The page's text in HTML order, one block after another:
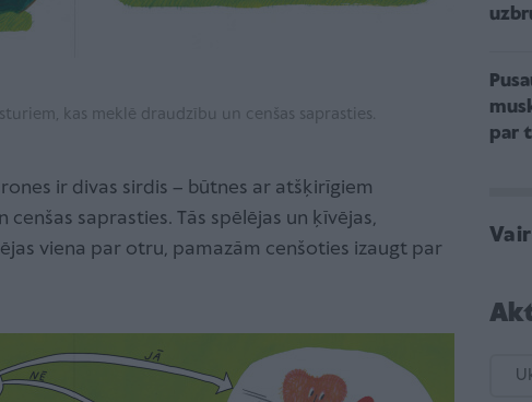
kas meklē draudzību un cenšas saprasties.
ir divas sirdis – būtnes ar atšķirīgiem
saprasties. Tās spēlējas un ķīvējas,
viena par otru, pamazām cenšoties izaugt par
par